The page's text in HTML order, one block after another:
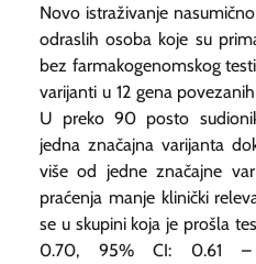
Novo istraživanje
odraslih osoba koje su
bez farmakogenomskog
varijanti u 12 gena
U preko 90 posto
jedna značajna varijanta
više od jedne značajne
praćenja manje klinički
se u skupini koja je prošla
0.70, 95% CI: 0.61 –